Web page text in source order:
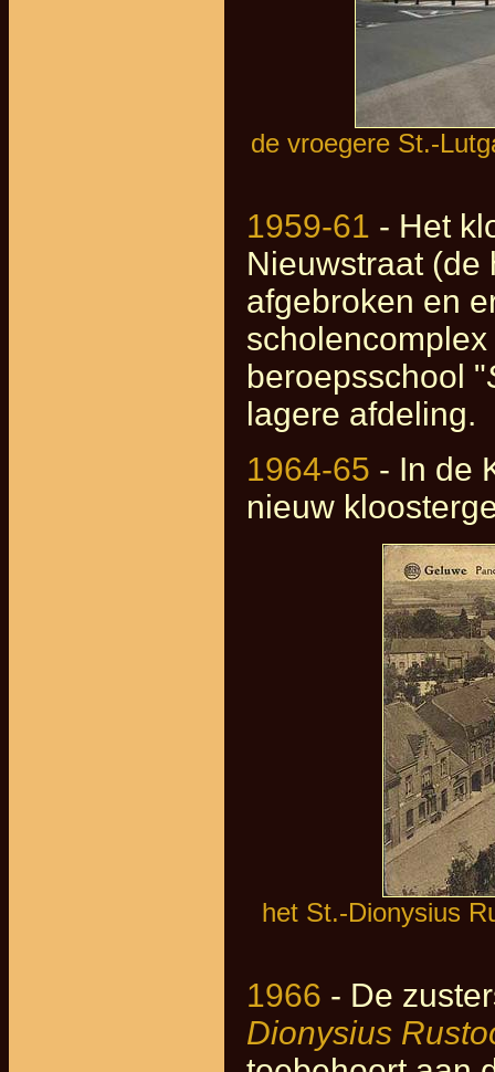
de vroegere St.-
1959-61 - Het
Nieuwstraat (de
afgebroken en
beroepsschool "
lagere afdeling.
1964-65 - In de
nieuw
het St.-Dionysius
1966 - De
Dionysius